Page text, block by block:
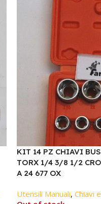
KIT 14 PZ CHIAVI
TORX 1/4 3/8 1/2
A 24 677 OX
Utensili Manuali, Chiavi